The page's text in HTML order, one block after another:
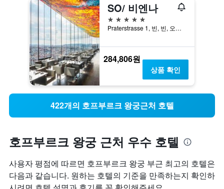
SO/ 비엔나
5성급
Praterstrasse 1, 빈, 빈, 오스트리아
284,806원
상품 확인
422개의 호프부르크 왕궁근처 호텔
호프부르크 왕궁 근처 우수 호텔
사용자 평점에 따르면 호프부르크 왕궁 부근 최고의 호텔은
다음과 같습니다. 원하는 호텔의 기준을 만족하는지 확인하